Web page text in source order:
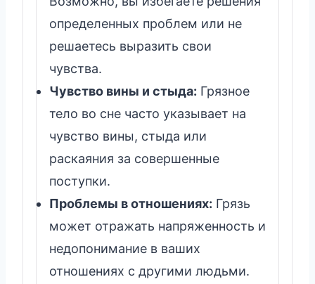
определенных проблем или не
решаетесь выразить свои
чувства.
Чувство вины и стыда: Грязное
тело во сне часто указывает на
чувство вины, стыда или
раскаяния за совершенные
поступки.
Проблемы в отношениях: Грязь
может отражать напряженность и
недопонимание в ваших
отношениях с другими людьми.